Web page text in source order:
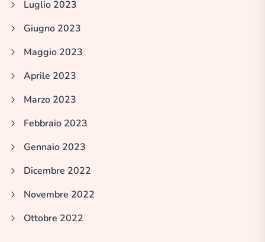
Luglio 2023
Giugno 2023
Maggio 2023
Aprile 2023
Marzo 2023
Febbraio 2023
Gennaio 2023
Dicembre 2022
Novembre 2022
Ottobre 2022